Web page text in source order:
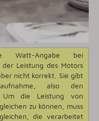
Watt-Angabe bei
Leistung des Motors
nicht korrekt. Sie gibt
also den
Um die Leistung von
zu können, muss
die verarbeitet